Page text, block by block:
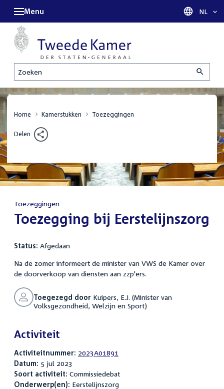
Zoeken
Menu Taal
NL
Home Kamerstukken Toezeggingen
Delen
Toezeggingen
:Toezegging bij Eerstelijnszorg
Status: Afgedaan
Na de zomer informeert de minister van VWS de Kamer over
de doorverkoop van diensten aan zzp'ers.
Toegezegd doorKuipers, E.J. (Minister van
Volksgezondheid, Welzijn en Sport)
Activiteit
Activiteitnummer: 2023A01891
Datum: 5 jul 2023
Soort activiteit: Commissiedebat
Onderwerp(en): Eerstelijnszorg